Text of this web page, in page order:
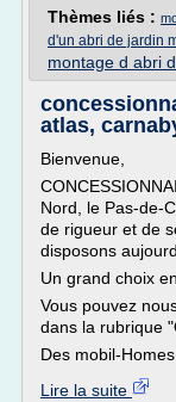
Thèmes liés :
d'un abri de jardin
montage d abri
atlas,
Bienvenue,
Nord, le Pas-de-
de rigueur et de
disposons
Un grand choix
Vous pouvez
dans la rubrique
Des mobil-Homes
Lire la suite